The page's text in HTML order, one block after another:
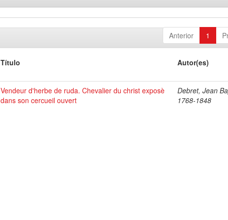
Anterior 1
Título Autor(es)
Vendeur d'herbe de ruda. Chevalier du christ exposè
dans son cercueil ouvert
Debret, Jean
1768-1848